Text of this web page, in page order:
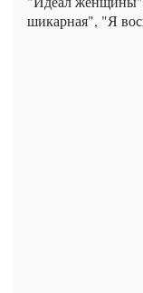
шикарная", "Я